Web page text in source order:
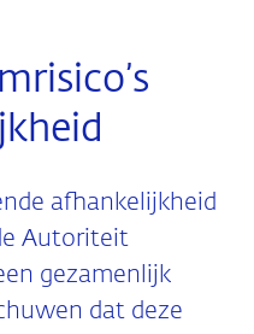
afhankelijkheid
Autoriteit
gezamenlijk
dat deze